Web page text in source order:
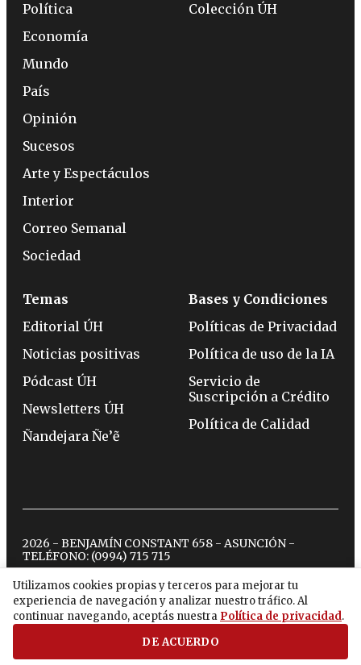
Utilizamos cookies propias y terceros para mejorar tu
experiencia de navegación y analizar nuestro tráfico. Al
continuar navegando, aceptás nuestra Política de privacidad.
DE ACUERDO
Política
Economía
Mundo
País
Opinión
Sucesos
Arte y Espectáculos
Interior
Correo Semanal
Sociedad
Colección ÚH
Temas
Editorial ÚH
Noticias positivas
Pódcast ÚH
Newsletters ÚH
Ñandejara Ñe’ẽ
Bases y Condiciones
Políticas de Privacidad
Política de uso de la IA
Servicio de
Suscripción a Crédito
Política de Calidad
2026 - BENJAMÍN CONSTANT 658 - ASUNCIÓN -
TELÉFONO: (0994) 715 715
twitterinstagram
facebook
tiktokyoutubespotify